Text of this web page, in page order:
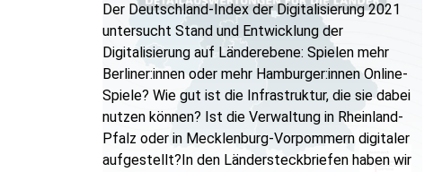
Der Deutschland-Index der Digitalisierung 2021
untersucht Stand und Entwicklung der
Digitalisierung auf Länderebene: Spielen mehr
Berliner:innen oder mehr Hamburger:innen Online-
Spiele? Wie gut ist die Infrastruktur, die sie dabei
nutzen können? Ist die Verwaltung in Rheinland-
Pfalz oder in Mecklenburg-Vorpommern digitaler
aufgestellt?In den Ländersteckbriefen haben wir